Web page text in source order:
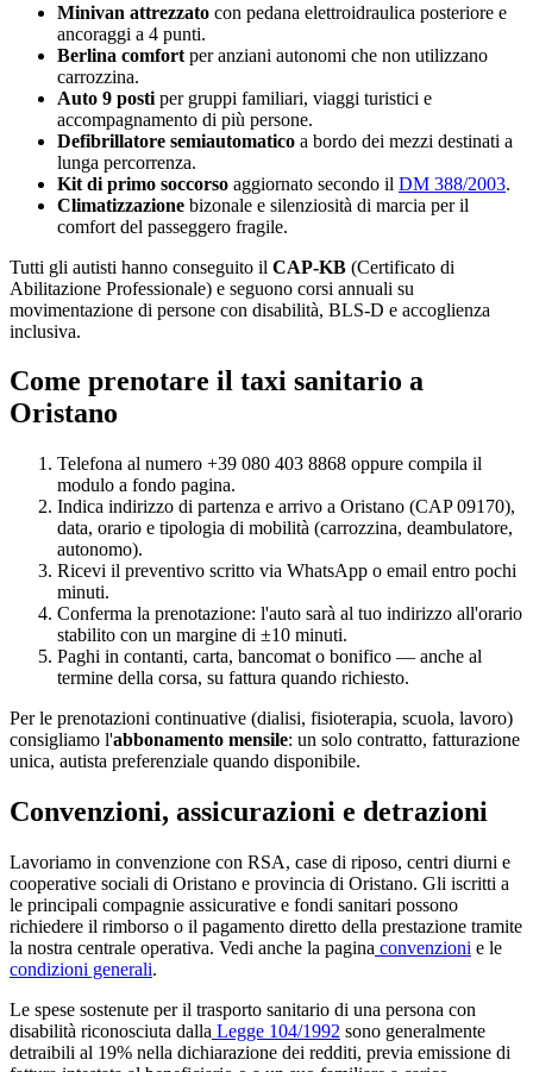
Minivan attrezzato con pedana elettroidraulica posteriore e
ancoraggi a 4 punti.
Berlina comfort per anziani autonomi che non utilizzano
carrozzina.
Auto 9 posti per gruppi familiari, viaggi turistici e
accompagnamento di più persone.
Defibrillatore semiautomatico a bordo dei mezzi destinati a
lunga percorrenza.
Kit di primo soccorso aggiornato secondo il DM 388/2003.
Climatizzazione bizonale e silenziosità di marcia per il
comfort del passeggero fragile.
Tutti gli autisti hanno conseguito il CAP-KB (Certificato di
Abilitazione Professionale) e seguono corsi annuali su
movimentazione di persone con disabilità, BLS-D e accoglienza
inclusiva.
Come prenotare il taxi sanitario a
Oristano
Telefona al numero +39 080 403 8868 oppure compila il
modulo a fondo pagina.
Indica indirizzo di partenza e arrivo a Oristano (CAP09170),
data, orario e tipologia di mobilità (carrozzina, deambulatore,
autonomo).
Ricevi il preventivo scritto via WhatsApp o email entro pochi
minuti.
Conferma la prenotazione: l'auto sarà al tuo indirizzo all'orario
stabilito con un margine di ±10 minuti.
Paghi in contanti, carta, bancomat o bonifico — anche al
termine della corsa, su fattura quando richiesto.
Per le prenotazioni continuative (dialisi, fisioterapia, scuola, lavoro)
consigliamo l'abbonamento mensile: un solo contratto, fatturazione
unica, autista preferenziale quando disponibile.
Convenzioni, assicurazioni e detrazioni
Lavoriamo in convenzione con RSA, case di riposo, centri diurni e
cooperative sociali di Oristano e provincia di Oristano. Gli iscritti a
le principali compagnie assicurative e fondi sanitari possono
richiedere il rimborso o il pagamento diretto della prestazione tramite
la nostra centrale operativa. Vedi anche la pagina convenzioni e le
condizioni generali.
Le spese sostenute per il trasporto sanitario di una persona con
disabilità riconosciuta dalla Legge 104/1992 sono generalmente
detraibili al 19% nella dichiarazione dei redditi, previa emissione di